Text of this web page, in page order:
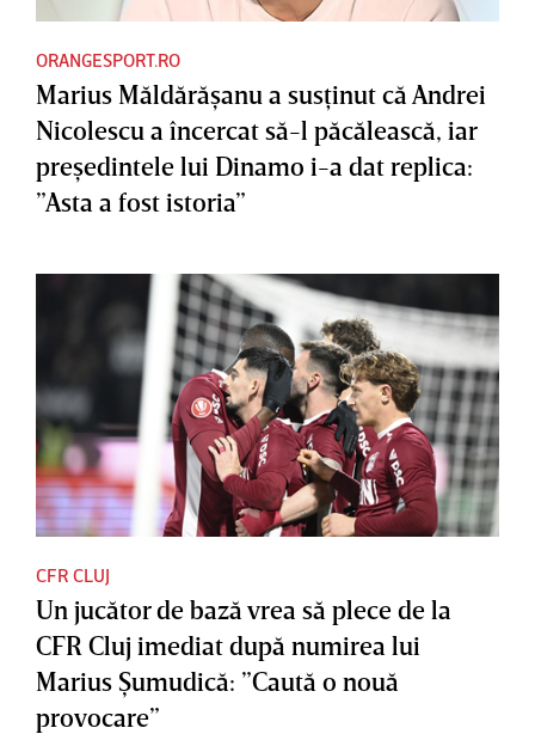
ORANGESPORT.RO
Marius Măldărăşanu a susţinut că Andrei
Nicolescu a încercat să-l păcălească, iar
preşedintele lui Dinamo i-a dat replica:
”Asta a fost istoria”
CFR CLUJ
Un jucător de bază vrea să plece de la
CFR Cluj imediat după numirea lui
Marius Şumudică: ”Caută o nouă
provocare”